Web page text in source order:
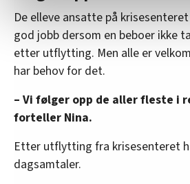
relevant innhold, tilpassede
statistikk.
Vi deler bare informasjon om
nettstedet med LO Medias egne
innenfor analyse og annonsering.
kjøkken. Begge
kjøkken og stue.
De ansatte roterer mellom
Både voksne og barn som
oppover får primærkontakt
bakgrunn.
I løpet av 2024 overnattet
kvinner og 71 barn. Senteret
De elleve ansatte på
god jobb dersom en beboer ikke
etter utflytting. Men alle er
har behov for det.
– Vi følger opp de aller fleste i
forteller Nina.
Etter utflytting fra krisesenteret
dagsamtaler.